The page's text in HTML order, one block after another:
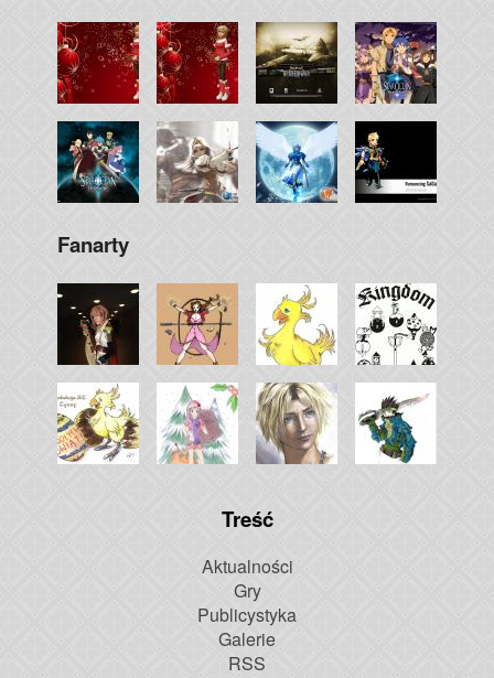
Fanarty
Treść
Aktualności
Gry
Publicystyka
Galerie
RSS